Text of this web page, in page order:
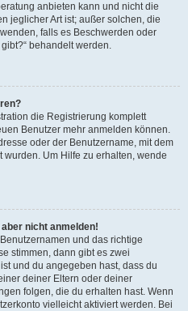
anbieten kann und nicht die
jeglicher Art ist; außer solchen, die
falls es Beschwerden oder
behandelt werden.
die Registrierung komplett
Benutzer mehr anmelden können.
oder der Benutzername, mit dem
Um Hilfe zu erhalten, wende
nicht anmelden!
und das richtige
stimmen, dann gibt es zwei
und du angegeben hast, dass du
deiner Eltern oder deiner
folgen, die du erhalten hast. Wenn
vielleicht aktiviert werden. Bei